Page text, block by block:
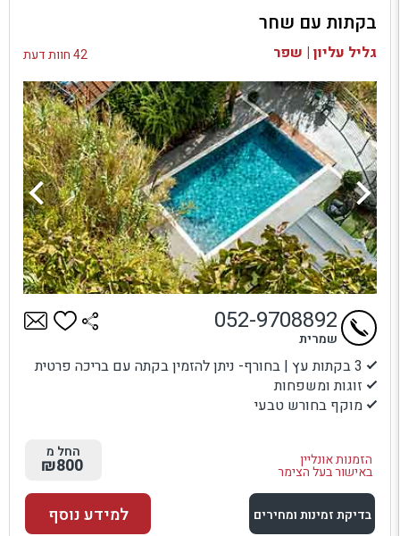
בדיקת זמינות ומחירים
בקתות עם שחר
גליל עליון | שפר 42 חוות דעת
3 בקתות עץ | בחורף- ניתן להזמין בקתה עם בריכה פרטית
זוגות ומשפחות
מוקף בחורש טבעי
הזמנות אונליין
באישור בעל הצימר
052-9708892
שמרית
החל מ
₪800
בדיקת זמינות ומחירים למידע נוסף